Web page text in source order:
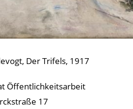
Der Trifels, 1917
Öffentlichkeitsarbeit
17